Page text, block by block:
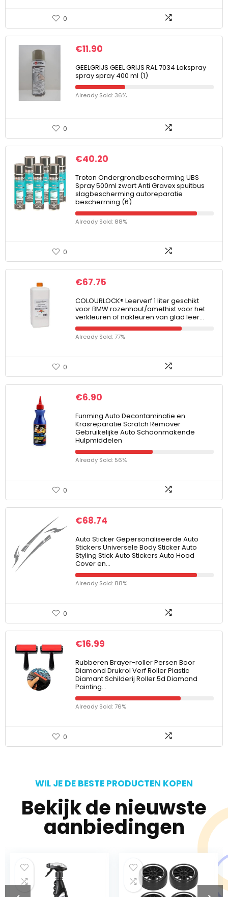
0
€11.90
GEELGRIJS GEEL GRIJS RAL 7034 Lakspray
spray spray 400 ml (1)
Already Sold: 36%
0
€40.20
Troton Ondergrondbescherming UBS
Spray 500ml zwart Anti Gravex spuitbus
slagbescherming autoreparatie
bescherming (6)
Already Sold: 88%
0
€67.75
COLOURLOCK® Leerverf 1 liter geschikt
voor BMW rozenhout/amethist voor het
verkleuren of nakleuren van glad leer…
Already Sold: 77%
0
€6.90
Funming Auto Decontaminatie en
Krasreparatie Scratch Remover
Gebruikelijke Auto Schoonmakende
Hulpmiddelen
Already Sold: 56%
0
€68.74
Auto Sticker Gepersonaliseerde Auto
Stickers Universele Body Sticker Auto
Styling Stick Auto Stickers Auto Hood
Cover en…
Already Sold: 88%
0
€16.99
Rubberen Brayer-roller Persen Boor
Diamond Drukrol Verf Roller Plastic
Diamant Schilderij Roller 5d Diamond
Painting…
Already Sold: 76%
0
WIL JE DE BESTE PRODUCTEN KOPEN
Bekijk de nieuwste
aanbiedingen